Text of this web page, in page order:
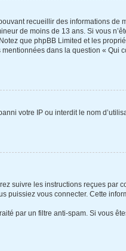
recueillir des informations de
de moins de 13 ans. Si vous
que phpBB Limited et les
dans la question « Qui
votre IP ou interdit le nom
suivre les instructions reçues par
vous connecter. Cette
par un filtre anti-spam. Si vous